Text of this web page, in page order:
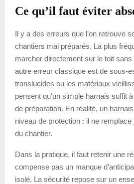
Ce qu’il faut éviter
Il y a des erreurs que l’on retrouve
chantiers mal préparés. La plus
marcher directement sur le toit
autre erreur classique est de sous-
translucides ou les matériaux
pensent qu’un simple harnais suffit
de préparation. En réalité, un harnais
niveau de protection : il ne remplace
du chantier.
Dans la pratique, il faut retenir une
compense pas un manque
isolé. La sécurité repose sur un